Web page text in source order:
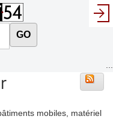
GO
mobiles, matériel